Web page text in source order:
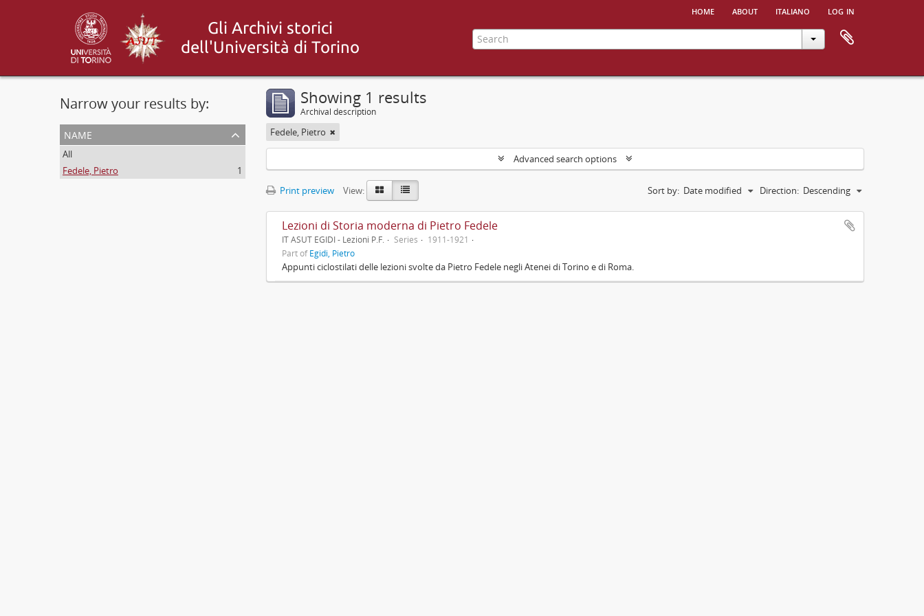
home about italiano log in
Narrow your results by:
name
All
Fedele, Pietro
1
Showing 1 results
Archival description
Fedele, Pietro
Advanced search options
Print preview View: Sort by: Date modified Direction: Descending
Lezioni di Storia moderna di Pietro Fedele
IT ASUT EGIDI - Lezioni P.F. Series
1911-1921
Part ofEgidi, Pietro
Appunti ciclostilati delle lezioni svolte da Pietro Fedele negli Atenei di Torino e di Roma.